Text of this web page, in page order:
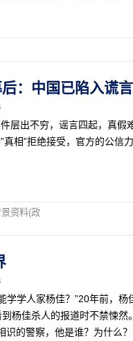
后：中国已陷入谎
层出不穷，谣言四起，真假
相”拒绝接受，官方的公信
景资料(政
学学人家杨佳？”20年前，
杨佳杀人的报道时不禁悚
的警察，他是谁？为什么